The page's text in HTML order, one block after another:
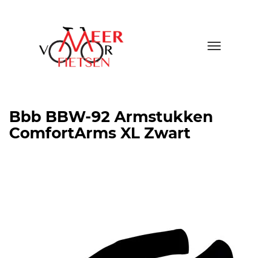
Toggle
Bbb BBW-92 Armstukken
ComfortArms XL Zwart